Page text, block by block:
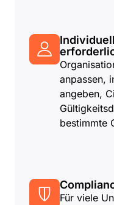
anpassen,
angeben,
bestimmte
Für viele